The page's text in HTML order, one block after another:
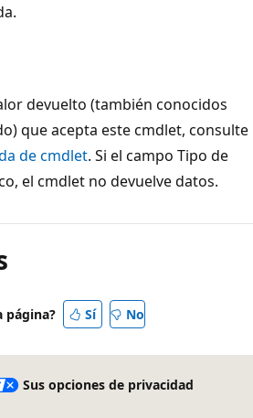
devuelto (también conocidos
que acepta este cmdlet, consulte
de cmdlet. Si el campo Tipo de
el cmdlet no devuelve datos.
página? Sí No
Sus opciones de privacidad